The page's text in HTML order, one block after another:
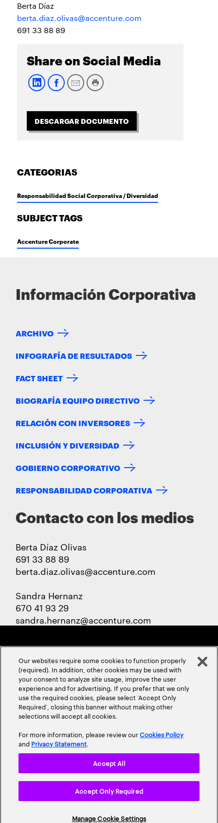
Berta Díaz
berta.diaz.olivas@accenture.com
691 33 88 89
Share on Social Media
DESCARGAR DOCUMENTO
CATEGORIAS
Responsabilidad Social Corporativa / Diversidad
SUBJECT TAGS
Accenture Corporate
Información Corporativa
ARCHIVO
INFOGRAFÍA DE RESULTADOS
FACT SHEET
BIOGRAFÍA EQUIPO DIRECTIVO
RELACIÓN CON INVERSORES
INCLUSIÓN Y DIVERSIDAD
GOBIERNO CORPORATIVO
RESPONSABILIDAD CORPORATIVA
Contacto con los medios
Berta Díaz Olivas
691 33 88 89
berta.diaz.olivas@accenture.com
Sandra Hernanz
670 41 93 29
sandra.hernanz@accenture.com
ABOUT USCONTACT US CAREERSLOCATIONS
Terms & Conditions
Site Map
Our websites require some cookies to function properly
(required). In addition, other cookies may be used with
your consent to analyze site usage, improve the user
experience and for advertising. If you prefer that we only
use the required cookies, please select ‘Accept Only
Required’, closing this banner without making other
selections will accept all cookies.
For more information, please review ourCookies Policy
and Privacy Statement.
Manage Cookie Settings
Accept Only Required
Accept All